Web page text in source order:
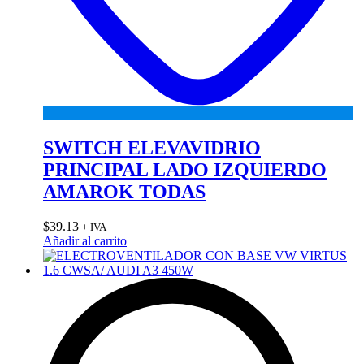
SWITCH ELEVAVIDRIO
PRINCIPAL LADO IZQUIERDO
AMAROK TODAS
$39.13 + IVA
Añadir al carrito